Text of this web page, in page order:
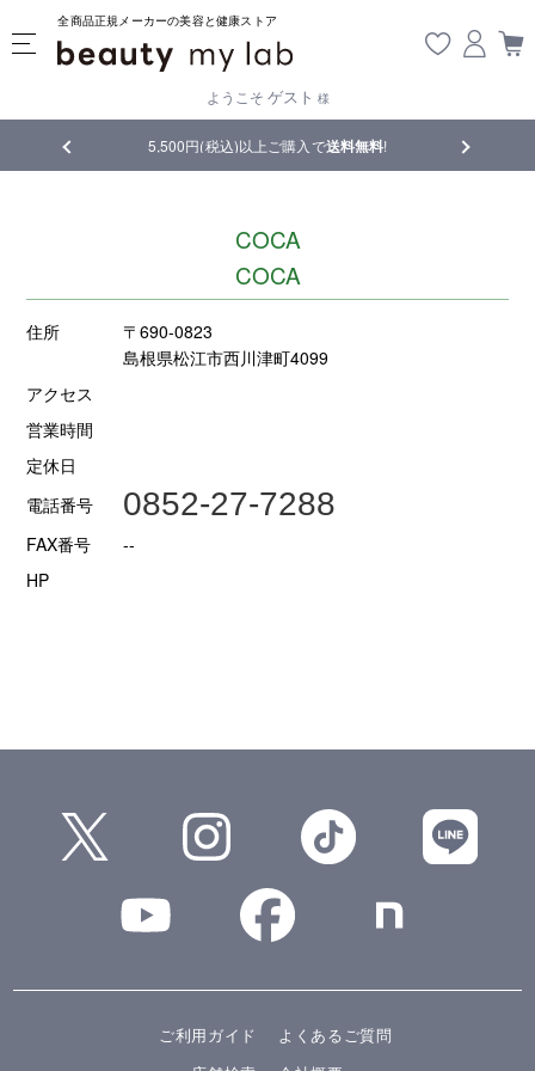
全商品正規メーカーの美容と健康ストア
ようこそ ゲスト 様
5,500円(税込)以上ご購入で送料無料! 【重要】
COCA
COCA
住所
〒690-0823
島根県松江市西川津町4099
アクセス
営業時間
定休日
電話番号
0852-27-7288
FAX番号
--
HP
ご利用ガイド
よくあるご質問